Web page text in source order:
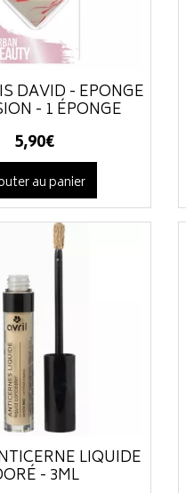
DAVID - ÉPONGE
- 1 ÉPONGE
5,90€
au panier
LIQUIDE
- 3ML